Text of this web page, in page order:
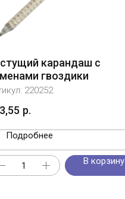
карандаш с
гвоздики
220252
р.
Подробнее
В корзину